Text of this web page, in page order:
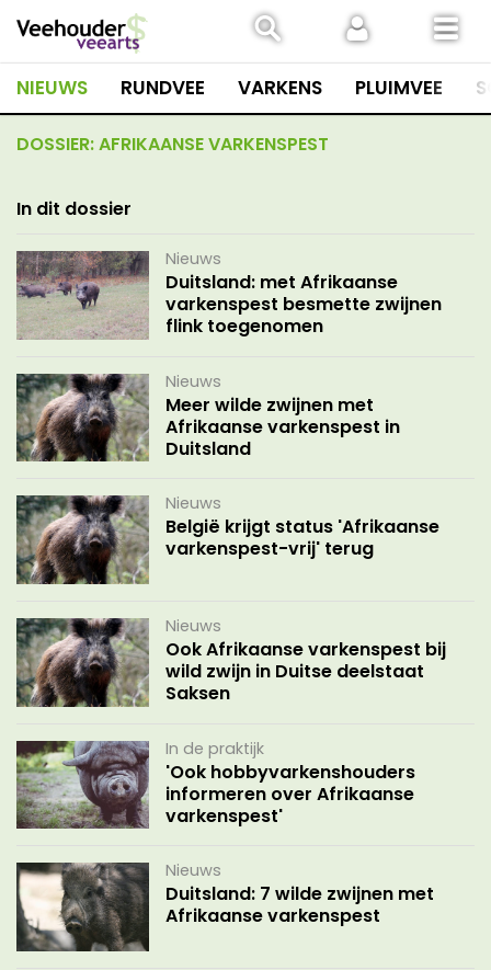
naar
inhoud
NIEUWS RUNDVEE VARKENS PLUIMVEE
DOSSIER:AFRIKAANSE VARKENSPEST
In dit dossier
Nieuws
Duitsland: met Afrikaanse
varkenspest besmette zwijnen
flink toegenomen
Nieuws
Meer wilde zwijnen met
Afrikaanse varkenspest in
Duitsland
Nieuws
België krijgt status 'Afrikaanse
varkenspest-vrij' terug
Nieuws
Ook Afrikaanse varkenspest bij
wild zwijn in Duitse deelstaat
Saksen
In de praktijk
'Ook hobbyvarkenshouders
informeren over Afrikaanse
varkenspest'
Nieuws
Duitsland: 7 wilde zwijnen met
Afrikaanse varkenspest